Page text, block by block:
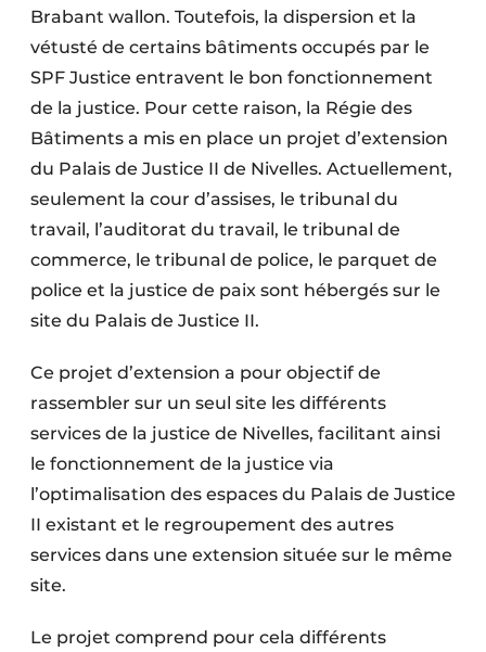
Brabant wallon. Toutefois, la dispersion et la
vétusté de certains bâtiments occupés par le
SPF Justice entravent le bon fonctionnement
de la justice. Pour cette raison, la Régie des
Bâtiments a mis en place un projet d’extension
du Palais de Justice II de Nivelles. Actuellement,
seulement la cour d’assises, le tribunal du
travail, l’auditorat du travail, le tribunal de
commerce, le tribunal de police, le parquet de
police et la justice de paix sont hébergés sur le
site du Palais de Justice II.
Ce projet d’extension a pour objectif de
rassembler sur un seul site les différents
services de la justice de Nivelles, facilitant ainsi
le fonctionnement de la justice via
l’optimalisation des espaces du Palais de Justice
II existant et le regroupement des autres
services dans une extension située sur le même
site.
Le projet comprend pour cela différents